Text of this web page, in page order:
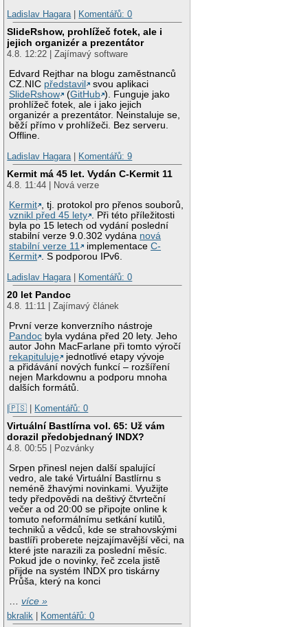
Ladislav Hagara | Komentářů: 0
SlideRshow, prohlížeč fotek, ale i
jejich organizér a prezentátor
4.8. 12:22 | Zajímavý software
Edvard Rejthar na blogu zaměstnanců
CZ.NIC představil
svou aplikaci
SlideRshow
(GitHub ). Funguje jako
prohlížeč fotek, ale i jako jejich
organizér a prezentátor. Neinstaluje se,
běží přímo v prohlížeči. Bez serveru.
Offline.
Ladislav Hagara | Komentářů: 9
Kermit má 45 let. Vydán C-Kermit 11
4.8. 11:44 | Nová verze
Kermit , tj. protokol pro přenos souborů,
vznikl před 45 lety . Při této příležitosti
byla po 15 letech od vydání poslední
stabilní verze 9.0.302 vydána nová
stabilní verze 11
implementaceC-
Kermit . S podporou IPv6.
Ladislav Hagara | Komentářů: 0
20 let Pandoc
4.8. 11:11 | Zajímavý článek
První verze konverzního nástroje
Pandoc byla vydána před 20 lety. Jeho
autor John MacFarlane při tomto výročí
rekapituluje
jednotlivé etapy vývoje
a přidávání nových funkcí – rozšíření
nejen Markdownu a podporu mnoha
dalších formátů.
|🇵🇸 | Komentářů: 0
Virtuální Bastlírna vol. 65: Už vám
dorazil předobjednaný INDX?
4.8. 00:55 | Pozvánky
Srpen přinesl nejen další spalující
vedro, ale také Virtuální Bastlírnu s
neméně žhavými novinkami. Využijte
tedy předpovědi na deštivý čtvrteční
večer a od 20:00 se připojte online k
tomuto neformálnímu setkání kutilů,
techniků a vědců, kde se strahovskými
bastlíři proberete nejzajímavější věci, na
které jste narazili za poslední měsíc.
Pokud jde o novinky, řeč zcela jistě
přijde na systém INDX pro tiskárny
Průša, který na konci
…více »
bkralik
Komentářů: 0